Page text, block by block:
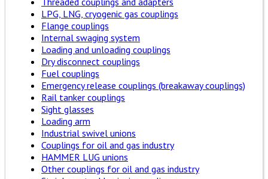
LPG, LNG, cryogenic gas couplings
Flange couplings
Internal swaging system
Loading and unloading couplings
Dry disconnect couplings
Fuel couplings
Emergency release couplings (breakaway couplings)
Rail tanker couplings
Sight glasses
Loading arm
Industrial swivel unions
Couplings for oil and gas industry
HAMMER LUG unions
Other couplings for oil and gas industry